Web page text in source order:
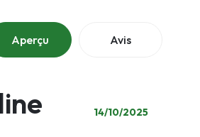
Aperçu Avis
14/10/2025